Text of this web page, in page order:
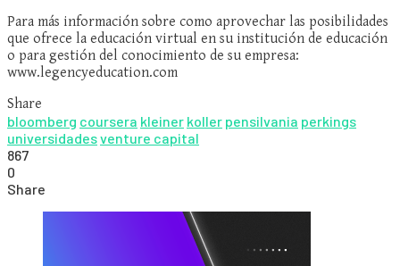
Para más información sobre como aprovechar las posibilidades
que ofrece la educación virtual en su institución de educación
o para gestión del conocimiento de su empresa:
www.legencyeducation.com
Share
bloomberg coursera kleiner koller pensilvania perkings
universidadesventure capital
867
0
Share